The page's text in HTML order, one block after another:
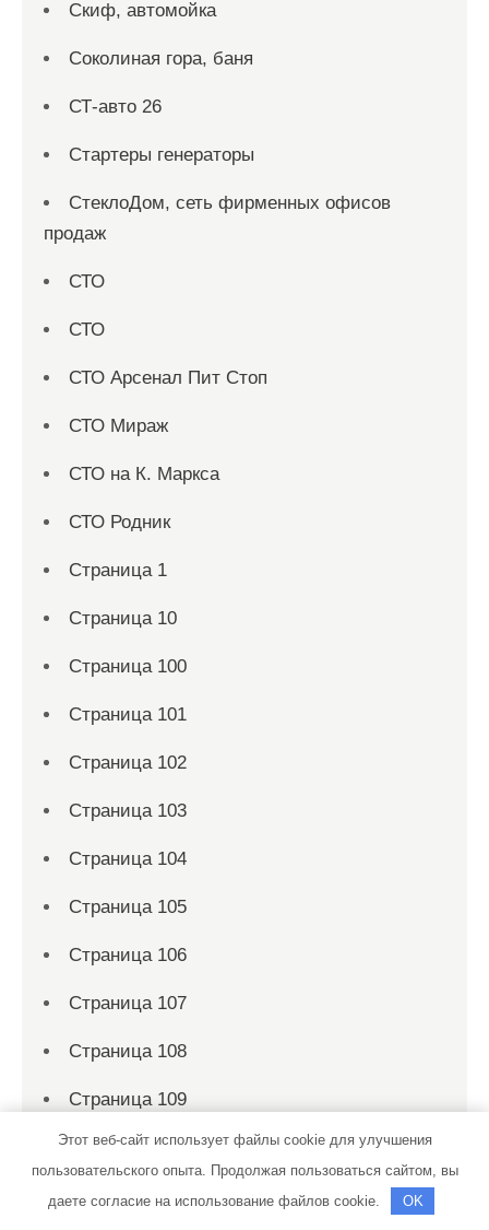
Скиф, автомойка
Соколиная гора, баня
СТ-авто 26
Стартеры генераторы
СтеклоДом, сеть фирменных офисов
продаж
СТО
СТО
СТО Арсенал Пит Стоп
СТО Мираж
СТО на К. Маркса
СТО Родник
Страница 1
Страница 10
Страница 100
Страница 101
Страница 102
Страница 103
Страница 104
Страница 105
Страница 106
Страница 107
Страница 108
Страница 109
Страница 11
Страница 110
Этот веб-сайт использует файлы cookie для улучшения
пользовательского опыта. Продолжая пользоваться сайтом, вы
даете согласие на использование файлов cookie.
OK